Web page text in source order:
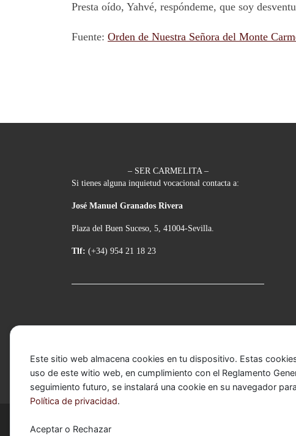
Presta oído, Yahvé, respóndeme, que soy
Fuente: Orden de Nuestra Señora del Monte
– SER CARMELITA –
Si tienes alguna inquietud vocacional contacta a:
José Manuel Granados Rivera
Plaza del Buen Suceso, 5, 41004-Sevilla.
Tlf: (+34) 954 21 18 23
Este sitio web almacena cookies en tu dispositivo. Estas
uso de este witio web, en cumplimiento con el Reglamento
seguimiento futuro, se instalará una cookie en su navegador
Política de privacidad.
Aceptar o Rechazar